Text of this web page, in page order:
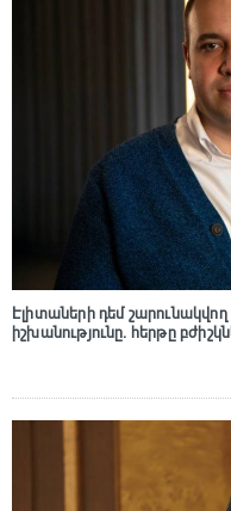
Էլիտաների դեմ շարունակվող
իշխանությունը. հերթը